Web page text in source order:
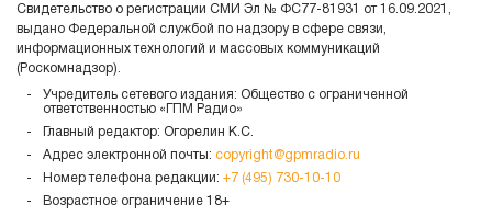
Свидетельство о регистрации СМИ Эл № ФС77-81931 от 16.09.2021,
выдано Федеральной службой по надзору в сфере связи,
информационных технологий и массовых коммуникаций
(Роскомнадзор).
Учредитель сетевого издания: Общество с ограниченной
ответственностью «ГПМ Радио»
Главный редактор: Огорелин К.С.
Адрес электронной почты: copyright@gpmradio.ru
Номер телефона редакции: +7 (495) 730-10-10
Возрастное ограничение 18+